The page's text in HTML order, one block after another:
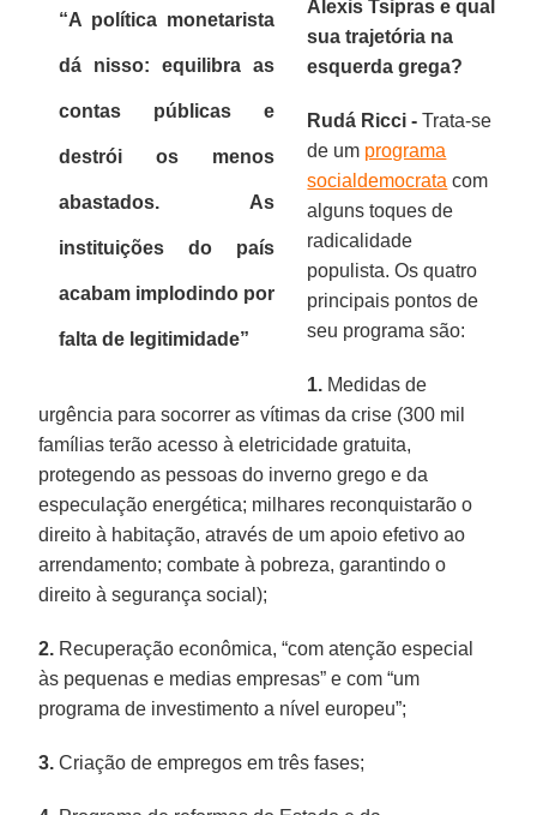
“A política monetarista
dá nisso: equilibra as
contas públicas e
destrói os menos
abastados. As
instituições do país
acabam implodindo por
falta de legitimidade”
Alexis Tsipras e qual
sua trajetória na
esquerda grega?
Rudá Ricci - Trata-se
de um programa
socialdemocrata com
alguns toques de
radicalidade
populista. Os quatro
principais pontos de
seu programa são:
1. Medidas de
urgência para socorrer as vítimas da crise (300 mil
famílias terão acesso à eletricidade gratuita,
protegendo as pessoas do inverno grego e da
especulação energética; milhares reconquistarão o
direito à habitação, através de um apoio efetivo ao
arrendamento; combate à pobreza, garantindo o
direito à segurança social);
2. Recuperação econômica, “com atenção especial
às pequenas e medias empresas” e com “um
programa de investimento a nível europeu”;
3. Criação de empregos em três fases;